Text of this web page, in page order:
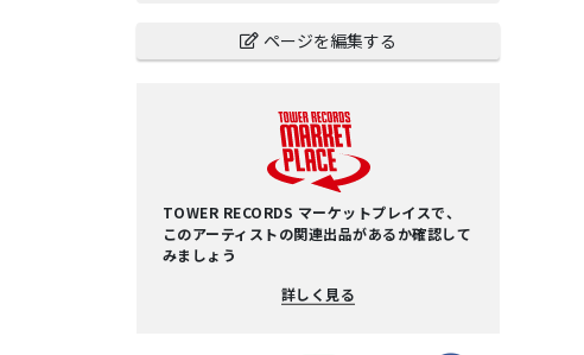
ページを編集する
TOWER RECORDS マーケットプレイスで、
このアーティストの関連出品があるか確認して
みましょう
詳しく見る